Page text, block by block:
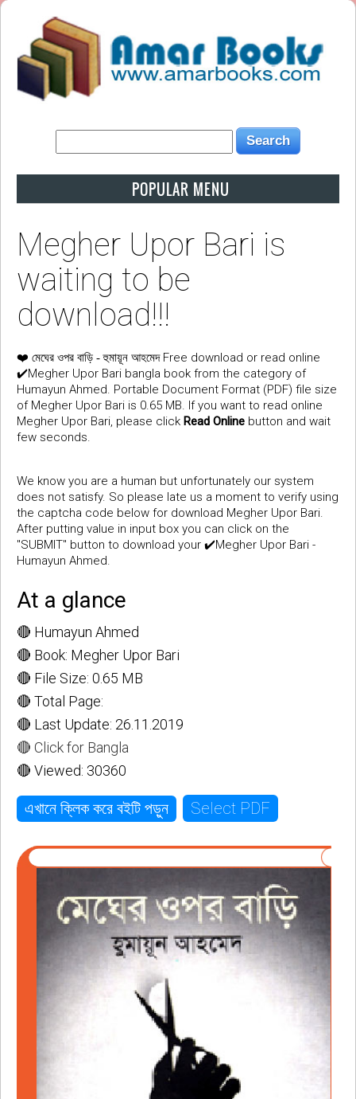
POPULAR MENU
Megher Upor Bari is
waiting to be
download!!!
❤️ মেঘের ওপর বাড়ি - হুমায়ূন আহমেদFree download or read online
✔️Megher Upor Bari bangla book from the category of
Humayun Ahmed. Portable Document Format (PDF) file size
of Megher Upor Bari is 0.65 MB. If you want to read online
Megher Upor Bari, please click Read Online button and wait
few seconds.
We know you are a human but unfortunately our system
does not satisfy. So please late us a moment to verify using
the captcha code below for download Megher Upor Bari.
After putting value in input box you can click on the
"SUBMIT" button to download your ✔️Megher Upor Bari -
Humayun Ahmed.
At a glance
🔴 Humayun Ahmed
🔴 Book: Megher Upor Bari
🔴 File Size: 0.65 MB
🔴 Total Page:
🔴 Last Update: 26.11.2019
🔴 Click for Bangla
🔴 Viewed: 30360
এখানে ক্লিক করে বইটি পড়ুন Select PDF